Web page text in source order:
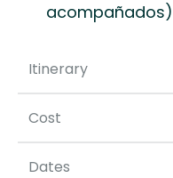
Itinerary
Cost
Dates
acompañados)